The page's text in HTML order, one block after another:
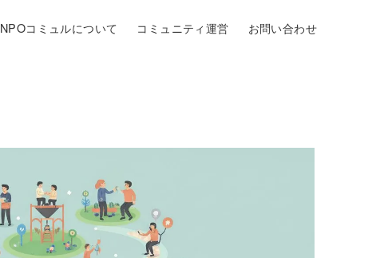
NPOコミュルについて コミュニティ運営 お問い合わせ